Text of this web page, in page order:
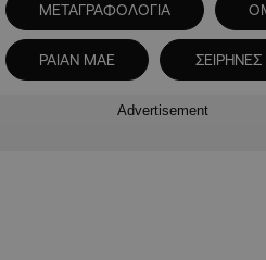
ΜΕΤΑΓΡΑΦΟΛΟΓΙΑ
ΡΑΙΑΝ ΜΑΕ ΣΕΙΡΗΝΕΣ
Advertisement